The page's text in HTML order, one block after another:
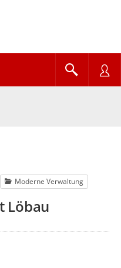
Moderne Verwaltung
Löbau